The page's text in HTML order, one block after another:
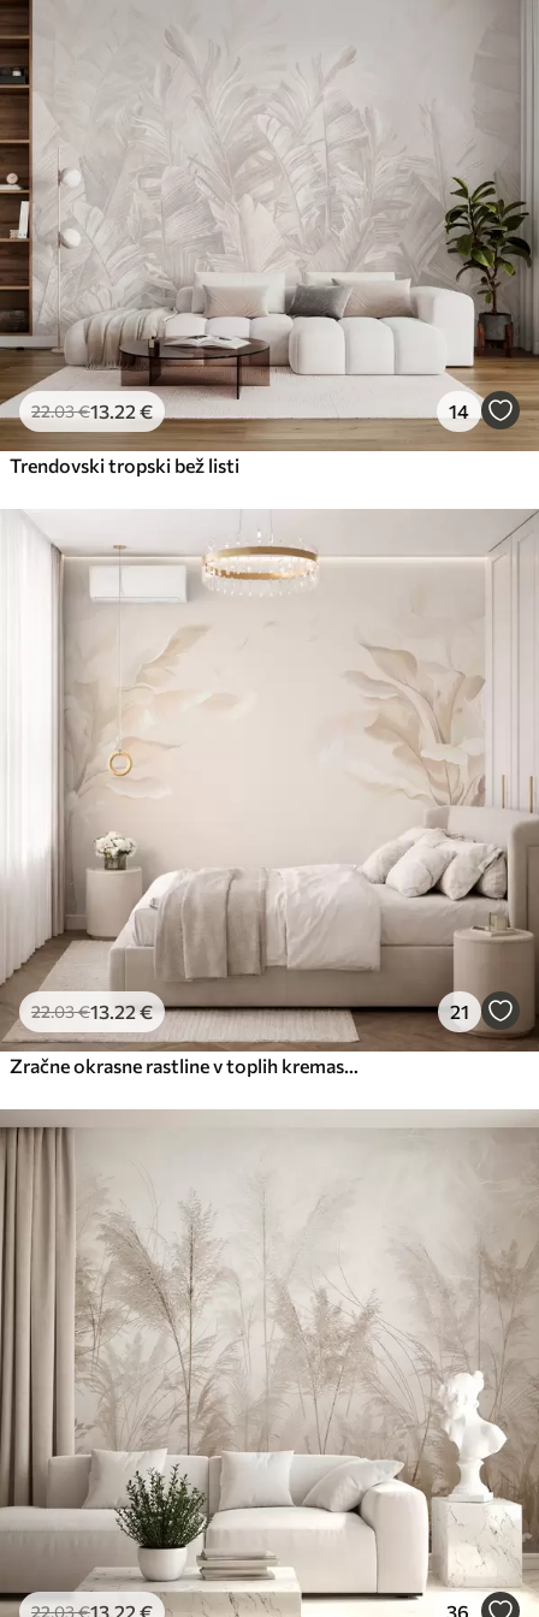
Premium vinil
.00 39 €/m²
Peel and Stick
81 .67 49 .00€ /m²
22.03€13 .22 € 14
Trendovski tropski bež listi
22.03€13 .22€ 21
22.03€13 .22 € 36